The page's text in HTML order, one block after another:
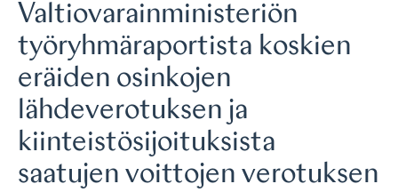
Valtiovarainministeriön
työryhmäraportista koskien
eräiden osinkojen
lähdeverotuksen ja
kiinteistösijoituksista
saatujen voittojen verotuksen